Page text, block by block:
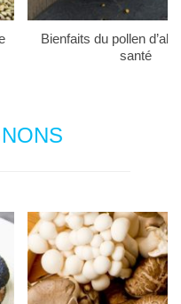
Bienfaits du pollen
santé